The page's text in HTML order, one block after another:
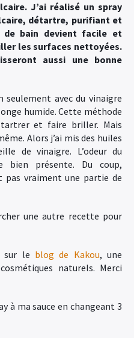
J’ai réalisé un spray
détartre, purifiant et
bain devient facile et
les surfaces nettoyées.
aussi une bonne
avec du vinaigre
humide. Cette méthode
et faire briller. Mais
Alors j’ai mis des huiles
de vinaigre. L’odeur du
bien présente. Du coup,
pas vraiment une partie de
une autre recette pour
sur le blog de Kakou, une
naturels. Merci
à ma sauce en changeant 3